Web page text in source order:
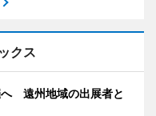
クス
へ 遠州地域の出展者と